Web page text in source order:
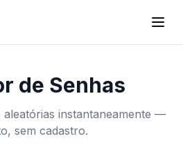
de Senhas
aleatórias instantaneamente —
sem cadastro.